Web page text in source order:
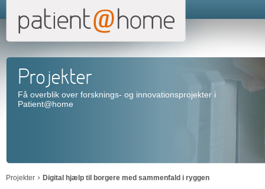
Projekter
Få overblik over forsknings- og innovationsprojekter i
Patient@home
Projekter Digital hjælp til borgere med sammenfald i ryggen